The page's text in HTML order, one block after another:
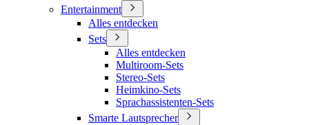
Entertainment
Alles entdecken
Sets
Alles entdecken
Multiroom-Sets
Stereo-Sets
Heimkino-Sets
Sprachassistenten-Sets
Smarte Lautsprecher